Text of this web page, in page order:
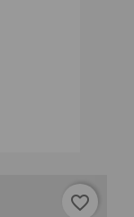
favorite_border